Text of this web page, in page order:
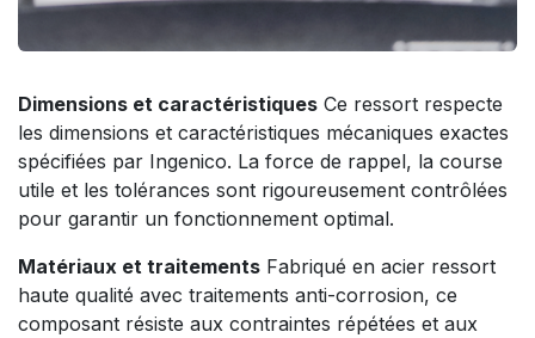
Dimensions et caractéristiques Ce ressort respecte
les dimensions et caractéristiques mécaniques exactes
spécifiées par Ingenico. La force de rappel, la course
utile et les tolérances sont rigoureusement contrôlées
pour garantir un fonctionnement optimal.
Matériaux et traitements Fabriqué en acier ressort
haute qualité avec traitements anti-corrosion, ce
composant résiste aux contraintes répétées et aux